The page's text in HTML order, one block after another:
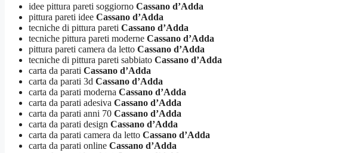
idee pittura pareti soggiorno Cassano d’Adda
pittura pareti idee Cassano d’Adda
tecniche di pittura pareti Cassano d’Adda
tecniche pittura pareti moderne Cassano d’Adda
pittura pareti camera da letto Cassano d’Adda
tecniche di pittura pareti sabbiato Cassano d’Adda
carta da parati Cassano d’Adda
carta da parati 3d Cassano d’Adda
carta da parati moderna Cassano d’Adda
carta da parati adesiva Cassano d’Adda
carta da parati anni 70 Cassano d’Adda
carta da parati design Cassano d’Adda
carta da parati camera da letto Cassano d’Adda
carta da parati online Cassano d’Adda